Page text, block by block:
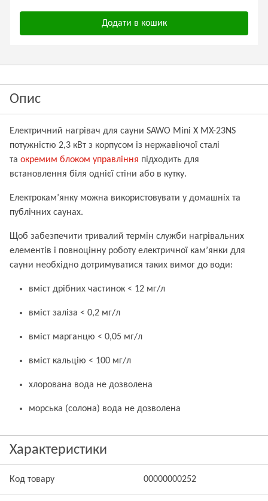
Додати в кошик
Опис
Електричний нагрівач для сауни SAWO Mini X MX-23NS
потужністю 2,3 кВт з корпусом із нержавіючої сталі
та окремим блоком управління підходить для
встановлення біля однієї стіни або в кутку.
Електрокам’янку можна використовувати у домашніх та
публічних саунах.
Щоб забезпечити тривалий термін служби нагрівальних
елементів і повноцінну роботу електричної кам’янки для
сауни необхідно дотримуватися таких вимог до води:
вміст дрібних частинок < 12 мг/л
вміст заліза < 0,2 мг/л
вміст марганцю < 0,05 мг/л
вміст кальцію < 100 мг/л
хлорована вода не дозволена
морська (солона) вода не дозволена
Характеристики
Код товару 00000000252